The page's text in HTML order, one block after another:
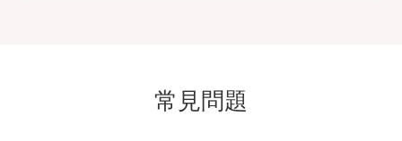
常見問題